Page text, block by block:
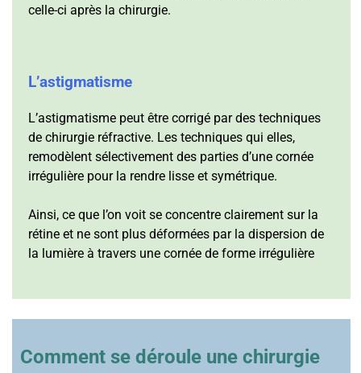
celle-ci après la chirurgie.
L’astigmatisme
L’astigmatisme peut être corrigé par des techniques
de chirurgie réfractive. Les techniques qui elles,
remodèlent sélectivement des parties d’une cornée
irrégulière pour la rendre lisse et symétrique.
Ainsi, ce que l’on voit se concentre clairement sur la
rétine et ne sont plus déformées par la dispersion de
la lumière à travers une cornée de forme irrégulière
Comment se déroule une chirurgie